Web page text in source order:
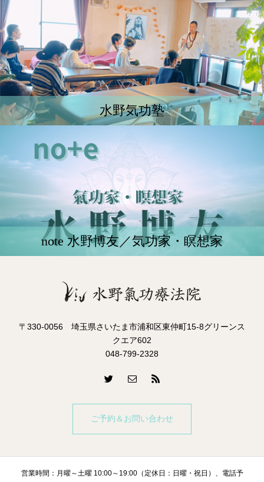
水野気功塾
note 水野博友／気功家・瞑想家
〒330-0056 埼玉県さいたま市浦和区東仲町15-8グリーンス
クエア602
048-799-2328
ご予約＆お問い合わせ
営業時間：月曜～土曜 10:00～19:00（定休日：日曜・祝日）、電話予